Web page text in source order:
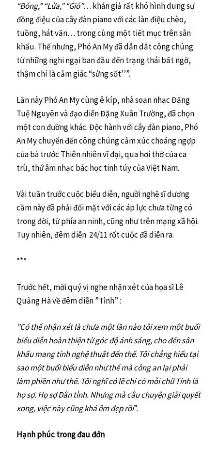
“Bóng,” “Lửa,” “Gió”… khán giả rất khó hình dung sự
đồng điệu của cây đàn piano với các làn điệu chèo,
tuồng, hát văn… trong cùng một tiết mục trên sân
khấu. Thế nhưng, Phó An My đã dẫn dắt công chúng
từ những nghi ngại ban đầu đến trạng thái bất ngờ,
thậm chí là cảm giác “sửng sốt’’”.
Lần này Phó An My cùng ê kíp, nhà soạn nhạc Đặng
Tuệ Nguyên và đạo diễn Đặng Xuân Trường, đã chọn
một con đường khác. Độc hành với cây đàn piano, Phó
An My chuyển đến công chúng cảm xúc choáng ngợp
của bà trước Thiên nhiên vĩ đại, qua hơi thở của ca
trù, thứ âm nhạc bác học tinh túy của Việt Nam.
Vài tuần trước cuộc biểu diễn, người nghệ sĩ dương
cầm này đã phải đối mặt với các áp lực chưa từng có
trong đời, từ phía an ninh, cũng như trên mạng xã hội.
Tuy nhiên, đêm diễn 24/11 rốt cuộc đã diễn ra.
***
Trước hết, mời quý vị nghe nhận xét của họa sĩ Lê
Quảng Hà về đêm diễn ”Tỉnh” :
”Có thể nhận xét là chưa một lần nào tôi xem một buổi
biểu diễn hoàn thiện từ góc độ ánh sáng, cho đến sân
khấu mang tính nghệ thuật đến thế. Tôi chẳng hiểu tại
sao một buổi biểu diễn như thế mà công an lại phải
làm phiền như thế. Tôi nghĩ có lẽ chỉ có mỗi chữ Tỉnh là
họ sợ. Họ sợ Dân tỉnh. Nhưng mà câu chuyện giải quyết
xong, việc này cũng khá êm đẹp rồi”.
Hạnh phúc trong đau đớn